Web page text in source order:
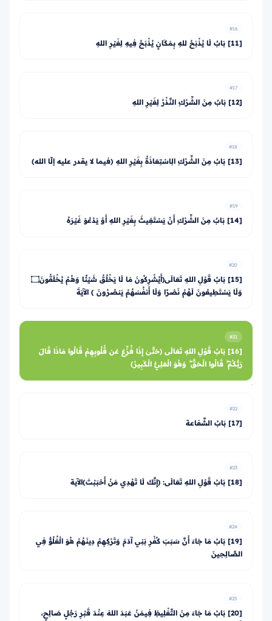
#16
[11] بَابٌ لَا يُذْبَحُ للهِ بِمَكَانٍ يُذْبَحُ فِيهِ لِغَيْرِ اللهِ
#17
[12] بَابٌ مِنَ الشِّرْكِ النَّذْرُ لِغَيْرِ اللهِ
#18
[13] بَابٌ مِنَ الشِّرْكِ الِاسْتِعَاذَةُ بِغَيْرِ اللهِ (فيما لا يقدر عليه إلّا الله)
#19
[14] بَابٌ مِنَ الشِّرْكِ أَنْ يَسْتَغِيثَ بِغَيْرِ اللهِ أَوْ يَدْعُوَ غَيْرَهُ
#20
[15] بَابُ قَوْلِ اللهِ تَعَالَى﴿أَيُشْرِكُونَ مَا لَا يَخْلُقُ شَيْئًا وَهُمْ يُخْلَقُونَ۝
وَلَا يَسْتَطِيعُونَ لَهُمْ نَصْرًا وَلَا أَنفُسَهُمْ يَنصُرُونَ ﴾ الآيَةَ
#21
[16] بَابُ قَوْلِ اللهِ تَعَالَى ﴿حَتَّىٰ إِذَا فُزِّعَ عَن قُلُوبِهِمْ قَالُوا مَاذَا قَالَ
رَبُّكُمْ ۖ قَالُوا الْحَقَّ ۖ وَهُوَ الْعَلِيُّ الْكَبِيرُ﴾
#22
[17] بَابُ الشَّفاعة
#23
[18] بَابُ قَوْلِ اللهِ تَعَالَى: ﴿إِنَّكَ لَا تَهْدِي مَنْ أَحْبَبْتَ﴾الآية
#24
[19] بَابُ مَا جَاءَ أَنَّ سَبَبَ كُفْرِ بَنِي آدَمَ وَتَرْكِهِمْ دِينَهُمْ هُوَ الْغُلُوُّ فِي
الصَّالِحِينَ
#25
[20] بَابُ مَا جَاءَ مِنَ التَّغْلِيظِ فِيمَنْ عَبَدَ اللهَ عِنْدَ قَبْرِ رَجُلٍ صَالِحٍ،